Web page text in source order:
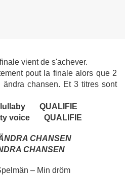
vient de s'achever.
pout la finale alors que 2
chansen. Et 3 titres sont
lullaby QUALIFIE
voice QUALIFIE
CHANSEN
CHANSEN
– Min dröm